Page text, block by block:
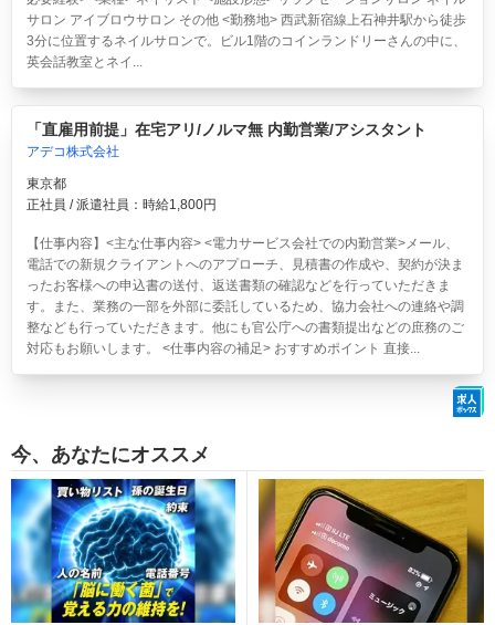
サロン アイブロウサロン その他 <勤務地> 西武新宿線上石神井駅から徒歩
3分に位置するネイルサロンで。ビル1階のコインランドリーさんの中に、
英会話教室とネイ...
「直雇用前提」在宅アリ/ノルマ無 内勤営業/アシスタント
アデコ株式会社
東京都
正社員 / 派遣社員：時給1,800円
【仕事内容】<主な仕事内容> <電力サービス会社での内勤営業>メール、
電話での新規クライアントへのアプローチ、見積書の作成や、契約が決ま
ったお客様への申込書の送付、返送書類の確認などを行っていただきま
す。また、業務の一部を外部に委託しているため、協力会社への連絡や調
整なども行っていただきます。他にも官公庁への書類提出などの庶務のご
対応もお願いします。 <仕事内容の補足> おすすめポイント 直接...
今、あなたにオススメ